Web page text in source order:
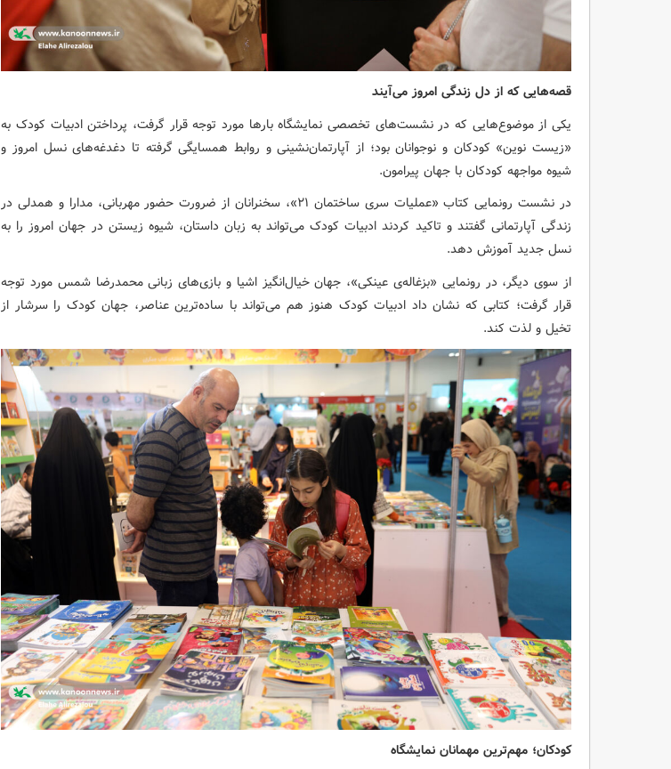
قصه‌هایی که از دل زندگی امروز می‌آیند
یکی از موضوع‌هایی که در نشست‌های تخصصی نمایشگاه بارها مورد توجه قرار گرفت، پرداختن ادبیات کودک به
«زیست نوین» کودکان و نوجوانان بود؛ از آپارتمان‌نشینی و روابط همسایگی گرفته تا دغدغه‌های نسل امروز و
شیوه مواجهه کودکان با جهان پیرامون.
در نشست رونمایی کتاب «عملیات سری ساختمان ۲۱»، سخنرانان از ضرورت حضور مهربانی، مدارا و همدلی در
زندگی آپارتمانی گفتند و تاکید کردند ادبیات کودک می‌تواند به زبان داستان، شیوه زیستن در جهان امروز را به
نسل جدید آموزش دهد.
از سوی دیگر، در رونمایی «بزغاله‌ی عینکی»، جهان خیال‌انگیز اشیا و بازی‌های زبانی محمدرضا شمس مورد توجه
قرار گرفت؛ کتابی که نشان داد ادبیات کودک هنوز هم می‌تواند با ساده‌ترین عناصر، جهان کودک را سرشار از
تخیل و لذت کند.
کودکان؛ مهم‌ترین مهمانان نمایشگاه